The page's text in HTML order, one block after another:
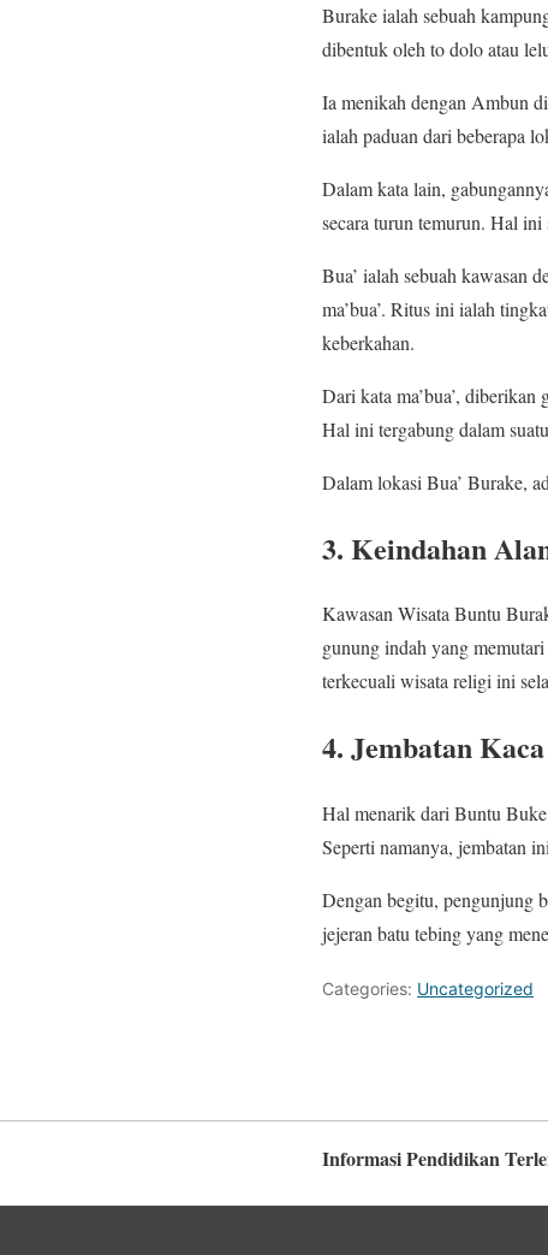
Burake ialah sebuah
dibentuk oleh to dolo atau
Ia menikah dengan Ambun
ialah paduan dari beberapa
Dalam kata lain,
secara turun temurun. Hal
Bua’ ialah sebuah kawasan
ma’bua’. Ritus ini ialah
keberkahan.
Dari kata ma’bua’,
Hal ini tergabung dalam
Dalam lokasi Bua’ Burake,
3. Keindahan
Kawasan Wisata Buntu
gunung indah yang
terkecuali wisata religi ini
4. Jembatan Kaca
Hal menarik dari Buntu
Seperti namanya, jembatan
Dengan begitu, pengunjung
jejeran batu tebing yang
Categories: Uncategorized
Informasi Pendidikan